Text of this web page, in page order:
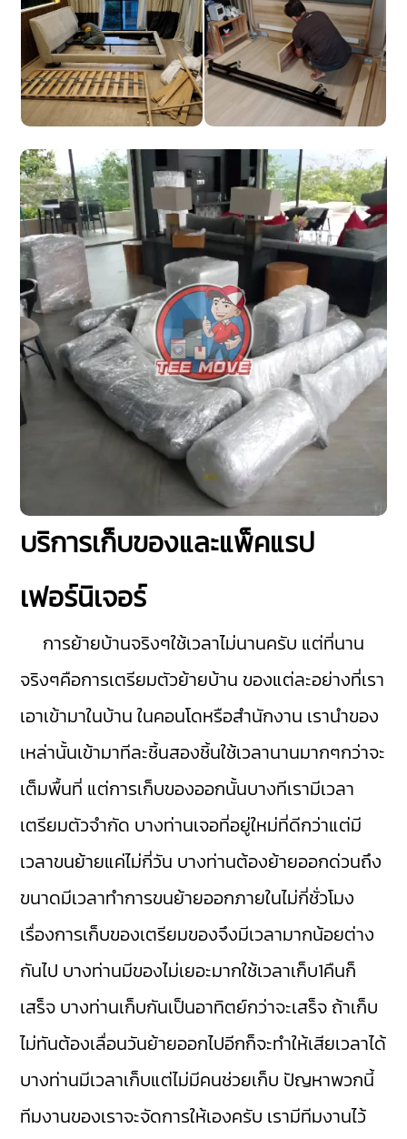
บริการเก็บของและแพ็คแรป
เฟอร์นิเจอร์
การย้ายบ้านจริงๆใช้เวลาไม่นานครับ แต่ที่นาน
จริงๆคือการเตรียมตัวย้ายบ้าน ของแต่ละอย่างที่เรา
เอาเข้ามาในบ้าน ในคอนโดหรือสำนักงาน เรานำของ
เหล่านั้นเข้ามาทีละชิ้นสองชิ้นใช้เวลานานมากๆกว่าจะ
เต็มพื้นที่ แต่การเก็บของออกนั้นบางทีเรามีเวลา
เตรียมตัวจำกัด บางท่านเจอที่อยู่ใหม่ที่ดีกว่าแต่มี
เวลาขนย้ายแค่ไม่กี่วัน บางท่านต้องย้ายออกด่วนถึง
ขนาดมีเวลาทำการขนย้ายออกภายในไม่กี่ชั่วโมง
เรื่องการเก็บของเตรียมของจึงมีเวลามากน้อยต่าง
กันไป บางท่านมีของไม่เยอะมากใช้เวลาเก็บ1คืนก็
เสร็จ บางท่านเก็บกันเป็นอาทิตย์กว่าจะเสร็จ ถ้าเก็บ
ไม่ทันต้องเลื่อนวันย้ายออกไปอีกก็จะทำให้เสียเวลาได้
บางท่านมีเวลาเก็บแต่ไม่มีคนช่วยเก็บ ปัญหาพวกนี้
ทีมงานของเราจะจัดการให้เองครับ เรามีทีมงานไว้